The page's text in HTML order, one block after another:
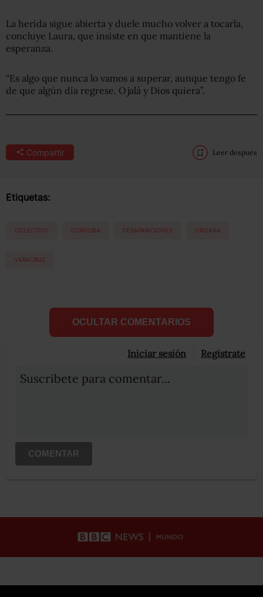
La herida sigue abierta y duele mucho volver a tocarla,
concluye Laura, que insiste en que mantiene la
esperanza.
“Es algo que nunca lo vamos a superar, aunque tengo fe
de que algún día regrese. Ojalá y Dios quiera”.
Compartir Leer después
Etiquetas:
COLECTIVO CORDOBA DESAPARICIONES ORIZABA
VERACRUZ
OCULTAR COMENTARIOS
Iniciar sesión Registrate
Suscribete para comentar...
COMENTAR